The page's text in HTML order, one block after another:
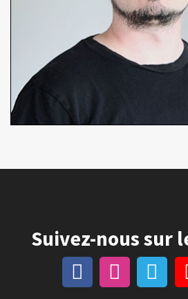
Suivez-nous sur